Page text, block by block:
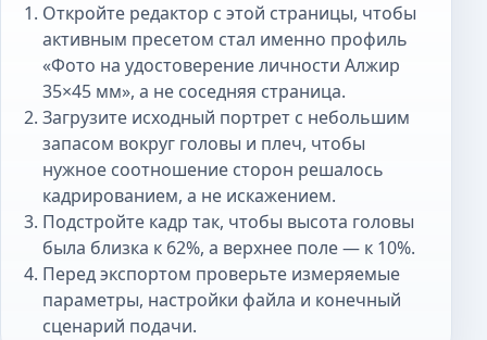
Откройте редактор с этой страницы, чтобы
активным пресетом стал именно профиль
«Фото на удостоверение личности Алжир
35×45 мм», а не соседняя страница.
Загрузите исходный портрет с небольшим
запасом вокруг головы и плеч, чтобы
нужное соотношение сторон решалось
кадрированием, а не искажением.
Подстройте кадр так, чтобы высота головы
была близка к 62%, а верхнее поле — к 10%.
Перед экспортом проверьте измеряемые
параметры, настройки файла и конечный
сценарий подачи.